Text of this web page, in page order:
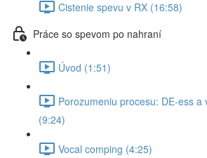
Cistenie spevu v RX (16:58)
Práce so spevom po nahraní
Úvod (1:51)
Porozumeniu procesu: DE-ess a
(9:24)
Vocal comping (4:25)